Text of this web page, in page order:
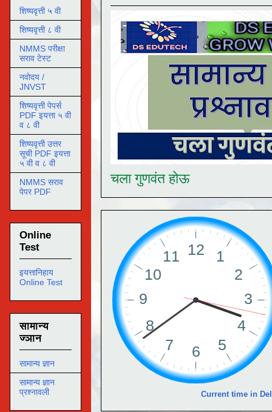
चला गुणवंत होऊ
Current time in
शिष्यवृत्ती ५ वी
शिष्यवृत्ती ८ वी
NMMS परीक्षा
सराव टेस्ट
नवोदय /
JNVST
शिष्यवृत्ती पेपर्स
PDF इयत्ता ५ वी
व ८ वी
शिष्यवृत्ती उत्तर
सूची PDF इयत्ता
५ वी व ८ वी
NMMS सराव
पेपर PDF
Online
Test
इयत्तानिहाय
Online Test
सामान्य
ज्ञान
सामान्य ज्ञान
सामान्य ज्ञान
प्रश्नावली